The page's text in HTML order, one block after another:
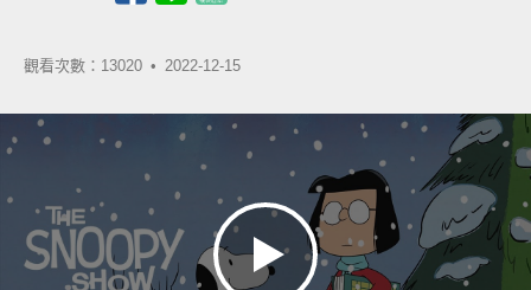
觀看次數：13020 • 2022-12-15